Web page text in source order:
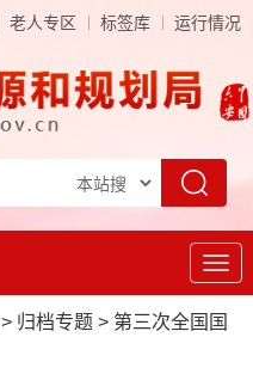
老人专区 标签库 运行情况
导
> 归档专题 > 第三次全国国